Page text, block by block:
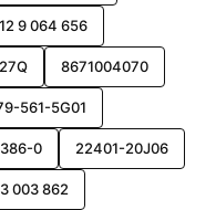
9 064 656
8671004070
561-5G01
0 22401-20J06
003 862